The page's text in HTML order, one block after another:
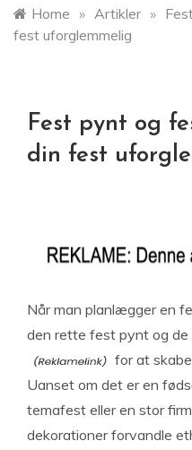
Home » Artikler »
fest uforglemmelig
Fest pynt og
din fest
Når man planlægger en
den rette fest pynt og de
for at
Uanset om det er en
temafest eller en stor
dekorationer forvandle